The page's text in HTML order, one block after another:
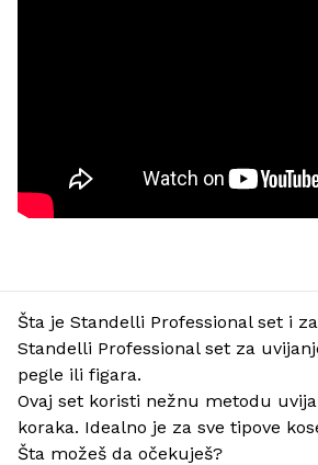
Šta je Standelli Professional set i
Standelli Professional set za
pegle ili figara.
Ovaj set koristi nežnu metodu
koraka. Idealno je za sve tipove
Šta možeš da očekuješ?